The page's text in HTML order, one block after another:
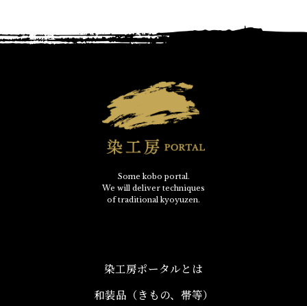
Some kobo portal.
We will deliver techniques
of traditional kyoyuzen.
染工房ポータルとは
和装品（きもの、帯等）​